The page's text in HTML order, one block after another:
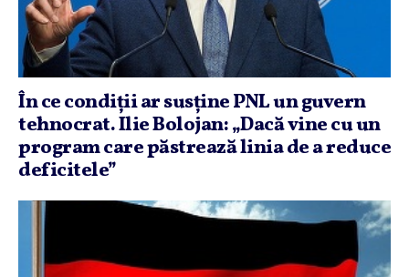
În ce condiţii ar susţine PNL un guvern
tehnocrat. Ilie Bolojan: „Dacă vine cu un
program care păstrează linia de a reduce
deficitele”